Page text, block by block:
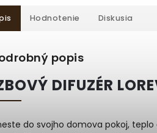
Hodnotenie Diskusia
popis
DIFUZÉR
do svojho domova pokoj,